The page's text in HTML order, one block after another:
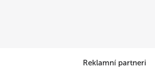
Reklamní partneri